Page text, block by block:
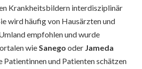
Krankheitsbildern interdisziplinär
wird häufig von Hausärzten und
empfohlen und wurde
wieSanego oder Jameda
und Patienten schätzen